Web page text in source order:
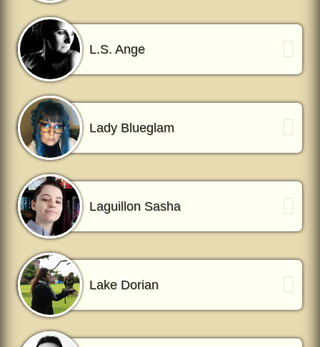
L.S. Ange
Lady Blueglam
Laguillon Sasha
Lake Dorian